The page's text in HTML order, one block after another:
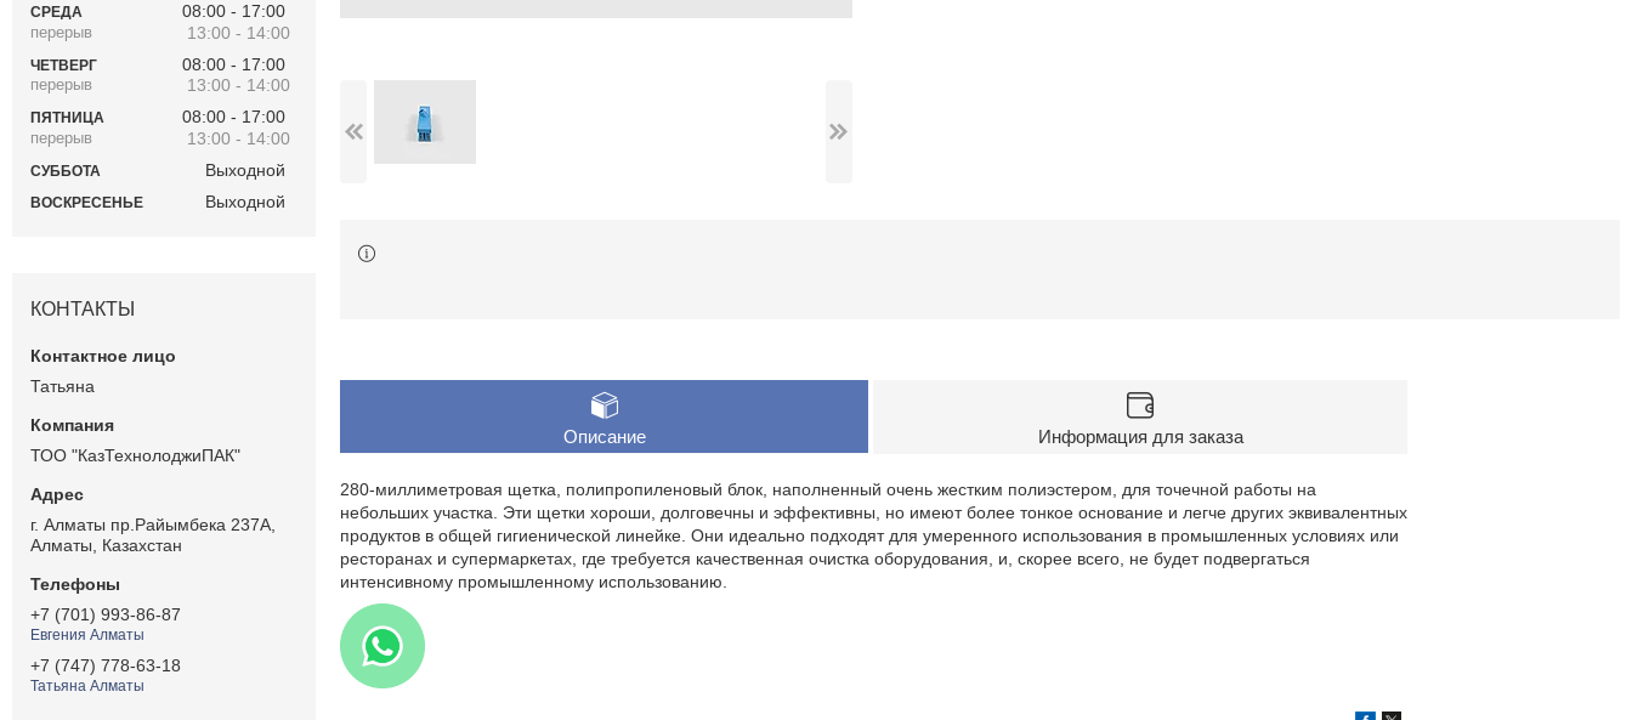
Описание Информация для заказа
280-миллиметровая щетка, полипропиленовый блок, наполненный очень жестким полиэстером, для точечной работы на
небольших участка. Эти щетки хороши, долговечны и эффективны, но имеют более тонкое основание и легче других эквивалентных
продуктов в общей гигиенической линейке. Они идеально подходят для умеренного использования в промышленных условиях или
ресторанах и супермаркетах, где требуется качественная очистка оборудования, и, скорее всего, не будет подвергаться
интенсивному промышленному использованию.
СРЕДА 08:00
17:00
13:00
14:00
ЧЕТВЕРГ 08:00
17:00
13:00
14:00
ПЯТНИЦА 08:00
17:00
13:00
14:00
СУББОТА Выходной
ВОСКРЕСЕНЬЕ Выходной
КОНТАКТЫ
Татьяна
ТОО "КазТехнолоджиПАК"
г. Алматы пр.Райымбека 237А,
Алматы, Казахстан
+7 (701) 993-86-87
Евгения Алматы
+7 (747) 778-63-18
Татьяна Алматы